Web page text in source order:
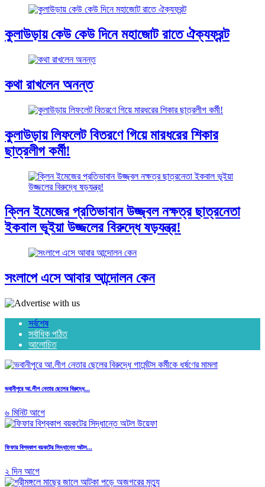
কুলাউড়ায় কেউ কেউ দিনে মহাজোট রাতে ঐক্যফ্রন্ট
কথা রাখলেন অনন্ত
কুলাউড়ায় লিফলেট বিতরণে গিয়ে মারধরের শিকার
ছাত্রলীগ কর্মী!
ক্লিন ইমেজের প্রতিভাবান উজ্জ্বল নক্ষত্র ছাত্রনেতা
ইকবাল ভূইয়া উজ্জলের বিরুদ্ধে ষড়যন্ত্র!
সংলাপে এসে আবার আন্দোলন কেন
সর্বশেষ
সর্বাধিক পঠিত
আলোচিত
ভবানীপুরে আ.লীগ নেতার ছেলের বিরুদ্ধে...
৬ মিনিট আগে
ফিফার বিশ্বকাপ বয়কটের সিদ্ধান্তে অটল...
২ দিন আগে